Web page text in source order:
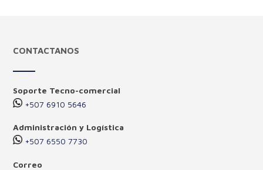
CONTACTANOS
Soporte Tecno-comercial
+507 6910 5646
Administración y Logística
+507 6550 7730
Correo